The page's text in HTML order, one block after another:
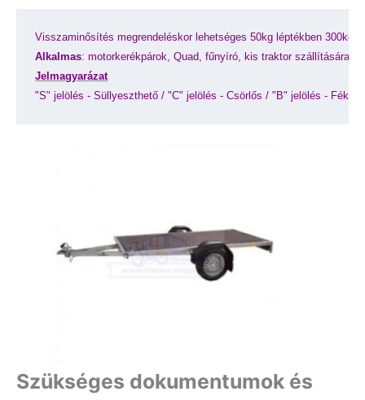
Visszaminősítés megrendeléskor lehetséges 50kg léptékben 300kg-
Alkalmas: motorkerékpárok, Quad, fűnyíró, kis traktor szállítására.
Jelmagyarázat
"S" jelölés - Süllyeszthető / "C" jelölés - Csörlős / "B" jelölés -
Szükséges dokumentumok és